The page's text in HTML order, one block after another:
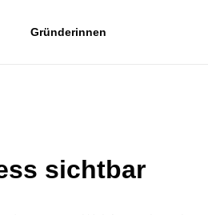
Gründerinnen
sichtbar